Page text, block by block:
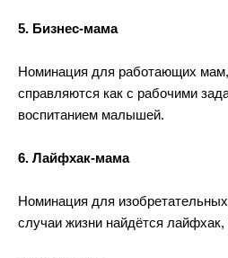
5. Бизнес-мама
Номинация для работающих
справляются как с рабочими
воспитанием малышей.
6. Лайфхак-мама
Номинация для
случаи жизни найдётся лайфхак,